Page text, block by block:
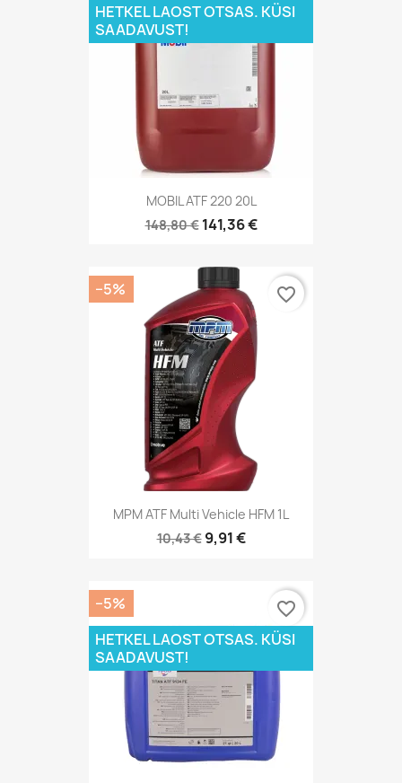
MOBIL ATF 220 20L
148,80 € 141,36 €
HETKEL LAOST OTSAS. KÜSI
SAADAVUST!
MPM ATF Multi Vehicle HFM 1L
10,43 € 9,91 €
−5% favorite_border
−5%
HETKEL LAOST OTSAS. KÜSI
SAADAVUST!
favorite_border